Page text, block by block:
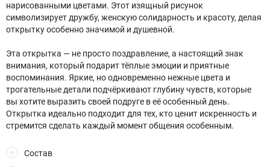
нарисованными цветами. Этот изящный рисунок
символизирует дружбу, женскую солидарность и красоту, делая
открытку особенно значимой и душевной.
Эта открытка — не просто поздравление, а настоящий знак
внимания, который подарит тёплые эмоции и приятные
воспоминания. Яркие, но одновременно нежные цвета и
трогательные детали подчёркивают глубину чувств, которые
вы хотите выразить своей подруге в её особенный день.
Открытка идеально подходит для тех, кто ценит искренность и
стремится сделать каждый момент общения особенным.
Состав